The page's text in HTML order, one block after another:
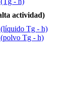
actividad)
Tg - h)
Tg - h)